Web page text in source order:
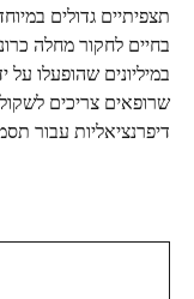
בחיים לחקור מחלה
במיליונים שהופעלו
שרופאים צריכים
דיפרנציאליות עבור